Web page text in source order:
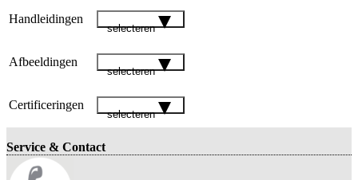
Handleidingen
selecteren
Afbeeldingen
selecteren
Certificeringen
selecteren
Service & Contact